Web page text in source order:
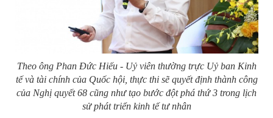
Theo ông Phan Đức Hiếu - Uỷ viên thường trực Uỷ ban Kinh
tế và tài chính của Quốc hội, thực thi sẽ quyết định thành công
của Nghị quyết 68 cũng như tạo bước đột phá thứ 3 trong lịch
sử phát triển kinh tế tư nhân